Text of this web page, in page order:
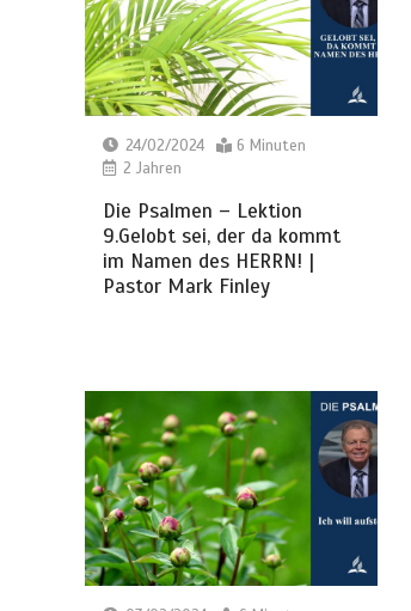
24/02/2024
6 Minuten
2 Jahren
Die Psalmen – Lektion
9.Gelobt sei, der da kommt
im Namen des HERRN! |
Pastor Mark Finley